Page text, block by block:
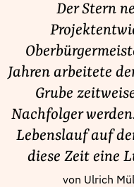
Lobbyismus und Klima
Macht der Digitalkonzerne
Spenden & Fördern
Fördermitglied werden
Jetzt Spenden
Geschenkspende
Bußgelder und
Der Stern
Jahren arbeitete
Grube
Nachfolger
Lebenslauf auf
diese Zeit eine
von Ulrich